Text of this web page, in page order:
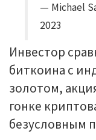
— Michael
2023
Инвестор
биткоина с
золотом,
гонке
безусловным